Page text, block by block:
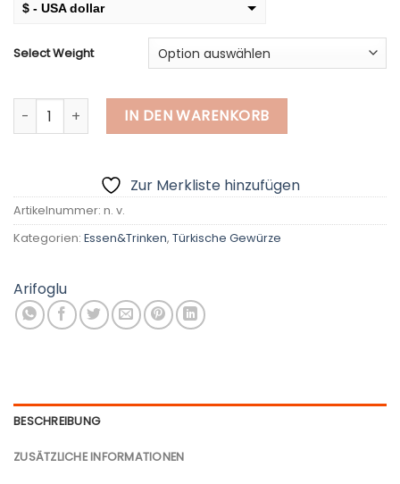
$ - USA dollar
Select Weight
Gemahlener schwarzer Pfeffer Menge
IN DEN WARENKORB
Zur Merkliste hinzufügen
Artikelnummer: n. v.
Kategorien: Essen&Trinken, Türkische Gewürze
Arifoglu
BESCHREIBUNG
ZUSÄTZLICHE INFORMATIONEN